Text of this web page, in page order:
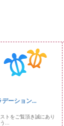
デーション...
トをご覧頂き誠にあり
...